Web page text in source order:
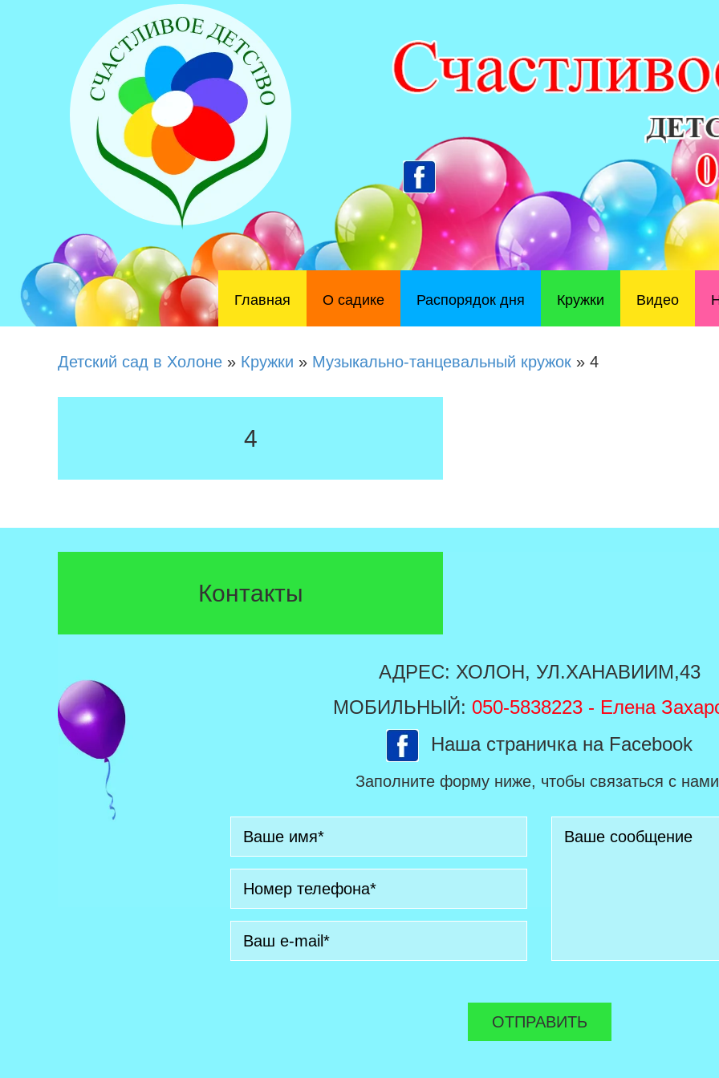
Главная О садике Распорядок дня Кружки Видео
Детский сад в Холоне » Кружки » Музыкально-танцевальный кружок » 4
4
Контакты
АДРЕС: ХОЛОН, УЛ.ХАНАВИИМ,43
МОБИЛЬНЫЙ: 050-5838223 - Елена
Наша страничка на Facebook
Заполните форму ниже, чтобы связаться с